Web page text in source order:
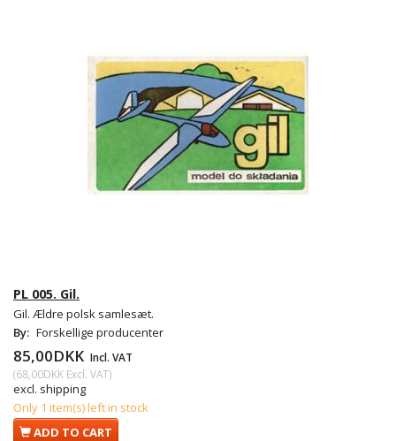
PL 005. Gil.
Gil. Ældre polsk samlesæt.
By: Forskellige producenter
85,00DKK Incl. VAT
(68,00DKK Excl. VAT)
excl. shipping
Only 1 item(s) left in stock
ADD TO CART